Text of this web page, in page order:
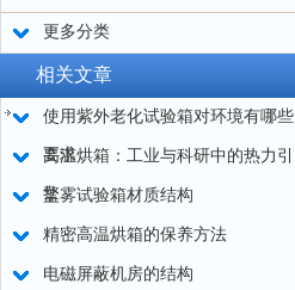
更多分类
相关文章
使用紫外老化试验箱对环境有哪些
要求
高温烘箱：工业与科研中的热力引
擎
盐雾试验箱材质结构
精密高温烘箱的保养方法
电磁屏蔽机房的结构